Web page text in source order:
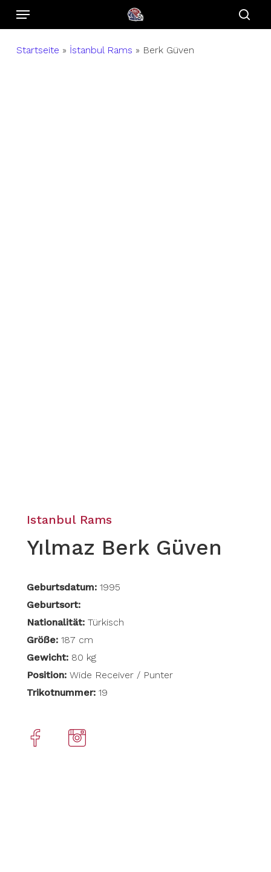
SkipMenu
Startseite » İstanbul Rams » Berk Güven
Istanbul Rams
Yılmaz Berk Güven
Geburtsdatum:1995
Geburtsort:
Nationalität:Türkisch
Größe:187 cm
Gewicht:80 kg
Position:Wide Receiver / Punter
Trikotnummer:19